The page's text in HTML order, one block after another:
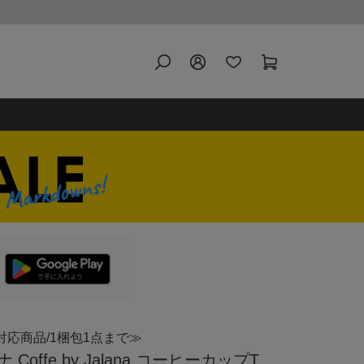
応商品/1梱包1点まで≫
Coffe by Jalana コーヒーカップT